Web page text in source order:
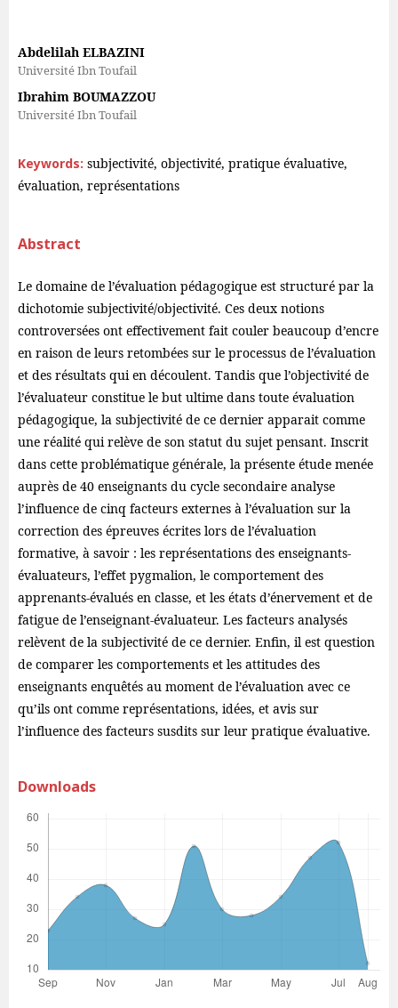
Abdelilah ELBAZINI
Université Ibn Toufail
Ibrahim BOUMAZZOU
Université Ibn Toufail
Keywords: subjectivité, objectivité, pratique évaluative,
évaluation, représentations
Abstract
Le domaine de l’évaluation pédagogique est structuré par la
dichotomie subjectivité/objectivité. Ces deux notions
controversées ont effectivement fait couler beaucoup d’encre
en raison de leurs retombées sur le processus de l’évaluation
et des résultats qui en découlent. Tandis que l’objectivité de
l’évaluateur constitue le but ultime dans toute évaluation
pédagogique, la subjectivité de ce dernier apparait comme
une réalité qui relève de son statut du sujet pensant. Inscrit
dans cette problématique générale, la présente étude menée
auprès de 40 enseignants du cycle secondaire analyse
l’influence de cinq facteurs externes à l’évaluation sur la
correction des épreuves écrites lors de l’évaluation
formative, à savoir : les représentations des enseignants-
évaluateurs, l’effet pygmalion, le comportement des
apprenants-évalués en classe, et les états d’énervement et de
fatigue de l’enseignant-évaluateur. Les facteurs analysés
relèvent de la subjectivité de ce dernier. Enfin, il est question
de comparer les comportements et les attitudes des
enseignants enquêtés au moment de l’évaluation avec ce
qu’ils ont comme représentations, idées, et avis sur
l’influence des facteurs susdits sur leur pratique évaluative.
Downloads